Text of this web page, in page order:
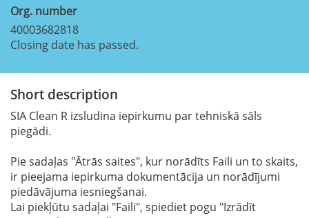
Org. number
40003682818
Closing date has passed.
Short description
SIA Clean R izsludina iepirkumu par tehniskā sāls
piegādi.
Pie sadaļas "Ātrās saites", kur norādīts Faili un to skaits,
ir pieejama iepirkuma dokumentācija un norādījumi
piedāvājuma iesniegšanai.
Lai piekļūtu sadaļai "Faili", spiediet pogu "Izrādīt